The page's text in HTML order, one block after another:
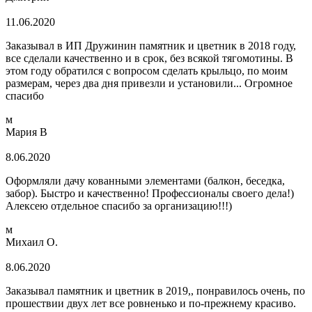
11.06.2020
Заказывал в ИП Дружинин памятник и цветник в 2018 году,
все сделали качественно и в срок, без всякой тягомотины. В
этом году обратился с вопросом сделать крыльцо, по моим
размерам, через два дня привезли и установили... Огромное
спасибо
м
Мария В
8.06.2020
Оформляли дачу кованными элементами (балкон, беседка,
забор). Быстро и качественно! Профессионалы своего дела!)
Алексею отдельное спасибо за организацию!!!)
м
Михаил О.
8.06.2020
Заказывал памятник и цветник в 2019,, понравилось очень, по
прошествии двух лет все ровненько и по-прежнему красиво.